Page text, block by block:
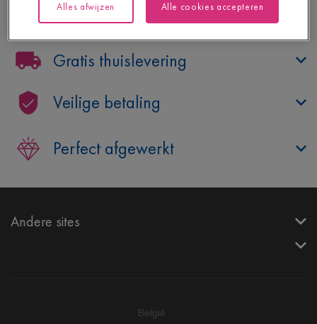
Hulp nodig?
Gratis thuislevering
Veilige betaling
Perfect afgewerkt
Andere sites
België
Alles afwijzen Alle cookies accepteren